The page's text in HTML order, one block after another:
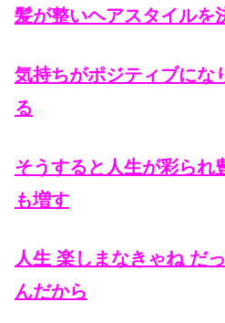
髪が整いヘアスタイルを
気持ちがポジティブにな
る
そうすると人生が彩られ
も増す
人生 楽しまなきゃね だ
んだから